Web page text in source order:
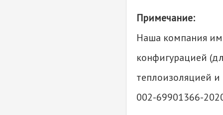
Примечание:
Наша компания
конфигурацией
теплоизоляцией
002-69901366-